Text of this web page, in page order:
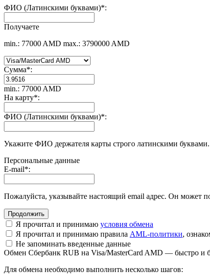
ФИО (Латинскими буквами)*:
Получаете
min.: 77000 AMD max.: 3790000 AMD
Сумма*:
min.: 77000 AMD
На карту*:
ФИО (Латинскими буквами)*:
Укажите ФИО держателя карты строго латинскими буквами.
Персональные данные
E-mail*:
Пожалуйста, указывайте настоящий email адрес. Он может
Я прочитал и принимаю условия обмена
Я прочитал и принимаю правила AML-политики,
Не запоминать введенные данные
Обмен Сбербанк RUB на Visa/MasterCard AMD — быстро и
Для обмена необходимо выполнить несколько шагов: